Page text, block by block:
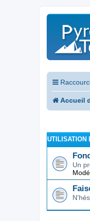
Accueil
UTILISATION
Un